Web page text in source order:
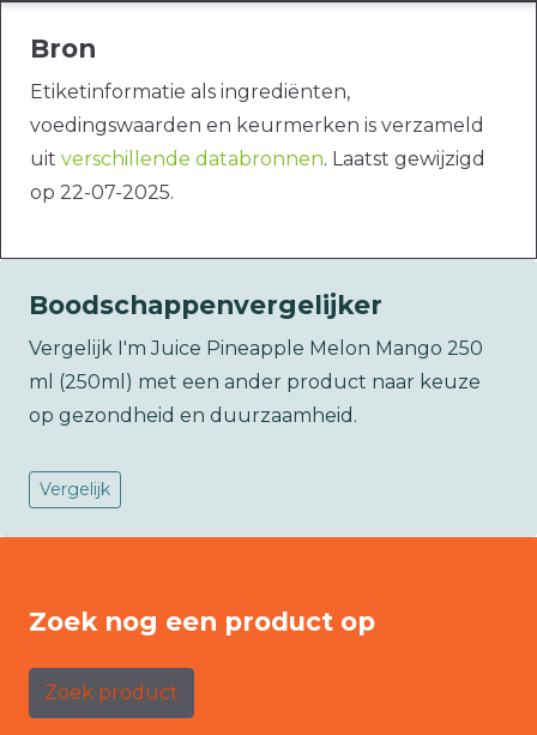
Bron
Etiketinformatie als ingrediënten,
voedingswaarden en keurmerken is verzameld
uit verschillende databronnen. Laatst gewijzigd
op 22-07-2025.
Boodschappenvergelijker
Vergelijk I'm Juice Pineapple Melon Mango 250
ml (250ml) met een ander product naar keuze
op gezondheid en duurzaamheid.
Vergelijk
Zoek nog een product op
Zoek product